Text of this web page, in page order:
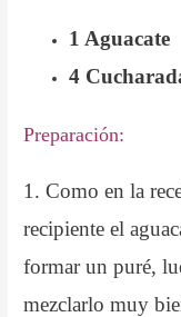
1 Aguacate
4
Preparación:
1. Como en la
recipiente el
formar un puré,
mezclarlo muy